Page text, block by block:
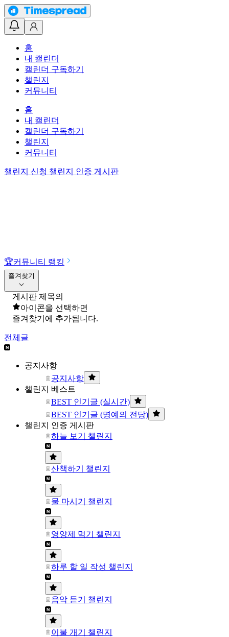
홈
내 캘린더
캘린더 구독하기
챌린지
커뮤니티
홈
내 캘린더
캘린더 구독하기
챌린지
커뮤니티
챌린지 신청 챌린지 인증 게시판
🏆커뮤니티 랭킹
즐겨찾기
게시판 제목의
아이콘을 선택하면
즐겨찾기에 추가됩니다.
전체글
공지사항
공지사항
챌린지 베스트
BEST 인기글 (실시간)
BEST 인기글 (명예의 전당)
챌린지 인증 게시판
하늘 보기 챌린지
산책하기 챌린지
물 마시기 챌린지
영양제 먹기 챌린지
하루 할 일 작성 챌린지
음악 듣기 챌린지
이불 개기 챌린지